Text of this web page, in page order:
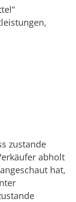
zustande
abholt
hat,